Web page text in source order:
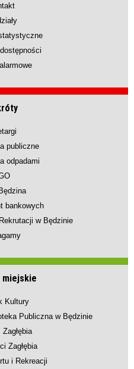
publiczne
odpadami
bankowych
w Będzinie
Kultury
Publiczna w Będzinie
Zagłębia
i Rekreacji